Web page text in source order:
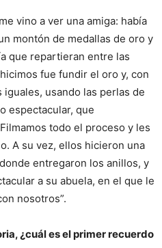
vino a ver una amiga: había
montón de medallas de oro y
que repartieran entre las
fue fundir el oro y, con
usando las perlas de
espectacular, que
todo el proceso y les
A su vez, ellos hicieron una
entregaron los anillos, y
a su abuela, en el que le
nosotros”.
¿cuál es el primer recuerdo